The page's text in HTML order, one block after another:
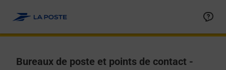
Bureaux de poste et points de contact -